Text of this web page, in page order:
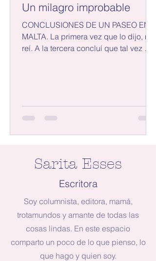
Un milagro improbable
CONCLUSIONES DE UN PASEO EN
MALTA. La primera vez que lo dijo, me
reí. A la tercera concluí que tal vez me
esquina, monumento y capilla. Con
orgullo daba la explicación
acondicionado, yo era un público
Sarita Esses
Escritora
Soy columnista, editora, mamá,
trotamundos y amante de todas las
cosas lindas. En este espacio
comparto un poco de lo que pienso, lo
que hago y quien soy.